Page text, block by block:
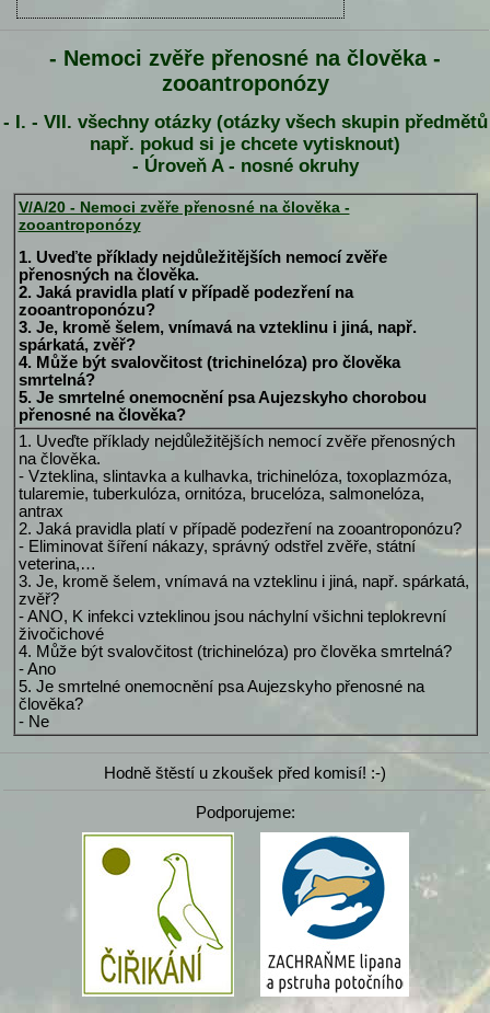
- Nemoci zvěře přenosné na člověka -
zooantroponózy
- I. - VII. všechny otázky (otázky všech skupin předmětů
např. pokud si je chcete vytisknout)
- Úroveň A - nosné okruhy
V/A/20 - Nemoci zvěře přenosné na člověka -
zooantroponózy
1. Uveďte příklady nejdůležitějších nemocí zvěře
přenosných na člověka.
2. Jaká pravidla platí v případě podezření na
zooantroponózu?
3. Je, kromě šelem, vnímavá na vzteklinu i jiná, např.
spárkatá, zvěř?
4. Může být svalovčitost (trichinelóza) pro člověka
smrtelná?
5. Je smrtelné onemocnění psa Aujezskyho chorobou
přenosné na člověka?
1. Uveďte příklady nejdůležitějších nemocí zvěře přenosných
na člověka.
- Vzteklina, slintavka a kulhavka, trichinelóza, toxoplazmóza,
tularemie, tuberkulóza, ornitóza, brucelóza, salmonelóza,
antrax
2. Jaká pravidla platí v případě podezření na zooantroponózu?
- Eliminovat šíření nákazy, správný odstřel zvěře, státní
veterina,…
3. Je, kromě šelem, vnímavá na vzteklinu i jiná, např. spárkatá,
zvěř?
- ANO, K infekci vzteklinou jsou náchylní všichni teplokrevní
živočichové
4. Může být svalovčitost (trichinelóza) pro člověka smrtelná?
- Ano
5. Je smrtelné onemocnění psa Aujezskyho přenosné na
člověka?
- Ne
Hodně štěstí u zkoušek před komisí! :-)
Podporujeme: